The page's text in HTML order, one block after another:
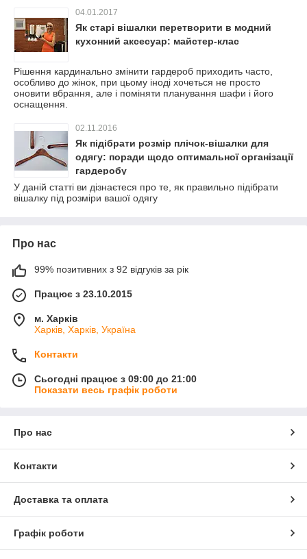
04.01.2017
Як старі вішалки перетворити в модний
кухонний аксесуар: майстер-клас
Рішення кардинально змінити гардероб приходить часто,
особливо до жінок, при цьому іноді хочеться не просто
оновити вбрання, але і поміняти планування шафи і його
оснащення.
02.11.2016
Як підібрати розмір плічок-вішалки для
одягу: поради щодо оптимальної організації
гардеробу
У даній статті ви дізнаєтеся про те, як правильно підібрати
вішалку під розміри вашої одягу
Про нас
99% позитивних з 92 відгуків за рік
Працює з 23.10.2015
м. Харків
Харків, Харків, Україна
Контакти
Сьогодні працює з 09:00 до 21:00
Показати весь графік роботи
Про нас
Контакти
Доставка та оплата
Графік роботи